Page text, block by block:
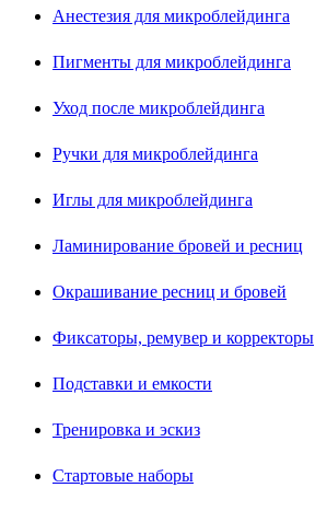
Анестезия для микроблейдинга
Пигменты для микроблейдинга
Уход после микроблейдинга
Ручки для микроблейдинга
Иглы для микроблейдинга
Ламинирование бровей и ресниц
Окрашивание ресниц и бровей
Фиксаторы, ремувер и корректоры
Подставки и емкости
Тренировка и эскиз
Стартовые наборы